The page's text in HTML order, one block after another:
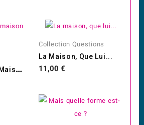
À
Qui Était Cette Maison ?
Collection Questions
La Maison, Que Lui...
Prix
11,00 €